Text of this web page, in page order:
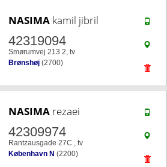
NASIMA kamil jibril
42319094
Smørumvej 213 2, tv
Brønshøj (2700)
NASIMA rezaei
42309974
Rantzausgade 27C , tv
København N (2200)